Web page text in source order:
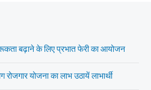
बढ़ाने के लिए प्रभात फेरी का आयोजन
रोजगार योजना का लाभ उठायें लाभार्थी